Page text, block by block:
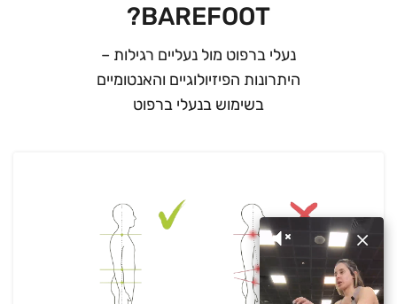
×
BAREFOOT?
נעלי ברפוט מול נעליים רגילות –
היתרונות הפיזיולוגיים והאנטומיים
בשימוש בנעלי ברפוט